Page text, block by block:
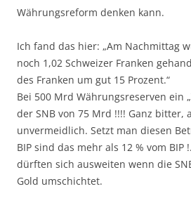
Währungsreform denken kann.
Ich fand das hier: „Am Nachmittag
noch 1,02 Schweizer Franken
des Franken um gut 15 Prozent.“
Bei 500 Mrd Währungsreserven ein
der SNB von 75 Mrd !!!! Ganz bitter,
unvermeidlich. Setzt man diesen
BIP sind das mehr als 12 % vom BIP
dürften sich ausweiten wenn die
Gold umschichtet.